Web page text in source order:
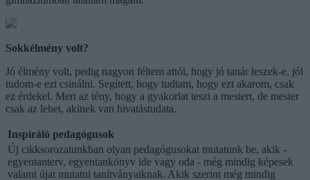
Sokkélmény volt?
Jó élmény volt, pedig nagyon féltem attól, hogy jó tanár leszek-e, jól
tudom-e ezt csinálni. Segített, hogy tudtam, hogy ezt akarom, csak
ez érdekel. Mert az tény, hogy a gyakorlat teszi a mestert, de mester
csak az lehet, akinek van hivatástudata.
Inspiráló pedagógusok
Új cikksorozatunkban olyan pedagógusokat mutatunk be, akik -
egyentanterv, egyentankönyv ide vagy oda - még mindig képesek
valami újat mutatni tanítványaiknak. Akik szerint még mindig